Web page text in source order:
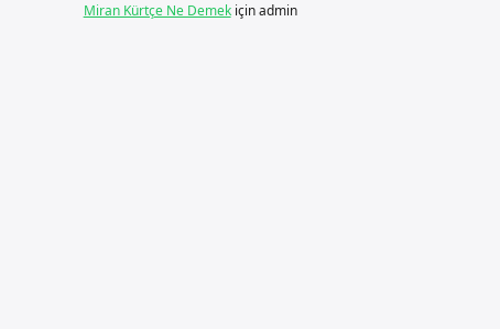
Miran Kürtçe Ne Demekiçinadmin